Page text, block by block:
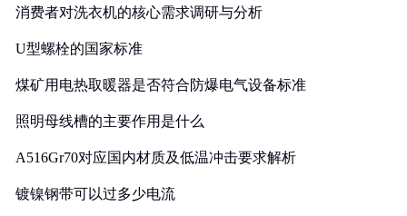
消费者对洗衣机的核心需求调研与分析
U型螺栓的国家标准
煤矿用电热取暖器是否符合防爆电气设备标准
照明母线槽的主要作用是什么
A516Gr70对应国内材质及低温冲击要求解析
镀镍钢带可以过多少电流